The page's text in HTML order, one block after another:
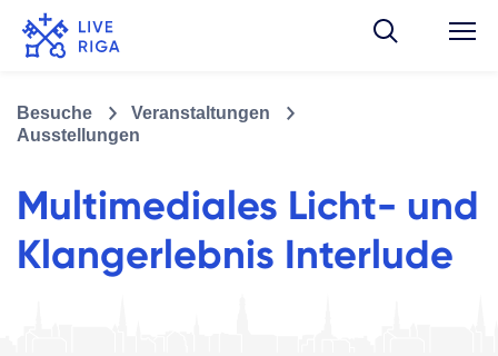
Besuche
Veranstaltungen
Ausstellungen
Multimediales Licht- und
Klangerlebnis Interlude